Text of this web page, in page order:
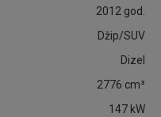
2012 god.
Džip/SUV
Dizel
2776 cm³
147 kW